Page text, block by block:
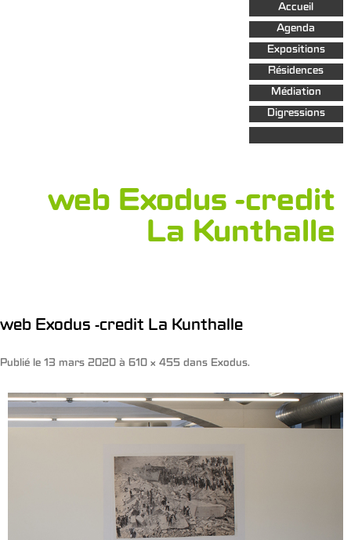
Aller au
contenu
principal
Accueil
Agenda
Expositions
Résidences
Médiation
Digressions
web Exodus -credit
La Kunthalle
web Exodus -credit La Kunthalle
Publié le 13 mars 2020 à 610 × 455 dans Exodus.